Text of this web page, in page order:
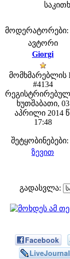
მოდერატორები:
ავტორი
Giorgi
მომხმარებლის
#4134
ხუთშაბათი, 03
აპრილი 2014
17:48
შეტყობინებები:
ზევით
გადასვლა:
Facebook
LiveJournal